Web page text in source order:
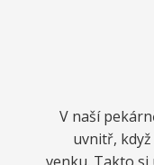
V naší
uvnitř,